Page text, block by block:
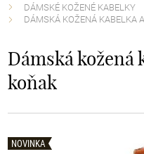
DÁMSKÉ KOŽENÉ KABELKY
DÁMSKÁ KOŽENÁ KABELKA
Dámská kožená
koňak
NOVINKA
NOVINKA
NOVINKA
NOVINKA
NOVINKA
NOVINKA
NOVINKA
NOVINKA